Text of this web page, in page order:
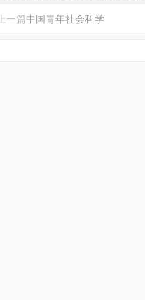
上一篇中国青年社会科学